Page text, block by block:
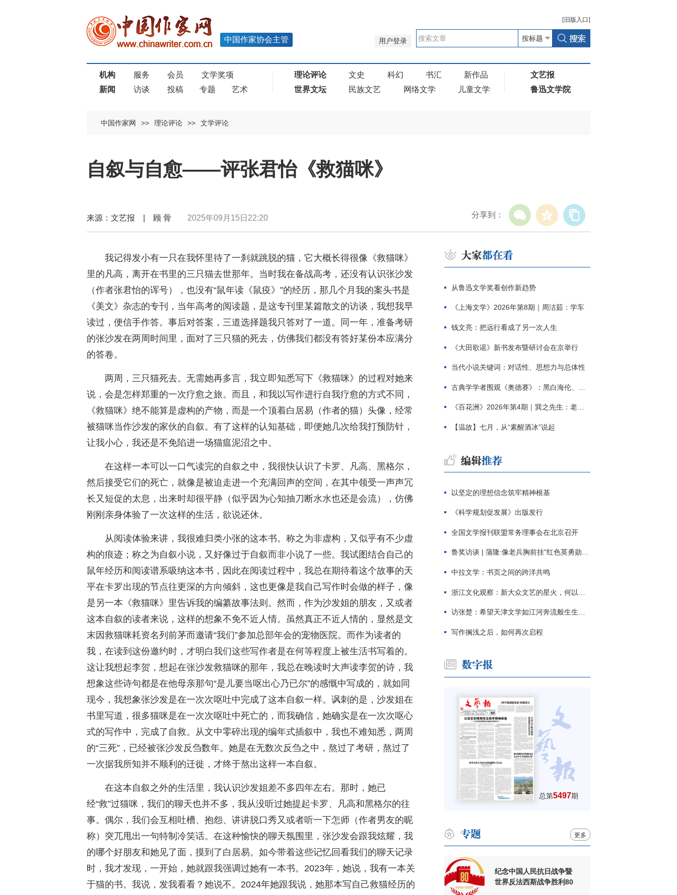
[ 旧版 入口]
用户登录
中国作家协会主管
机构 服务 会员
文学奖项
新闻
访谈 投稿 专题 艺术
理论评论 文史 科幻 书汇
新作品
世界文坛
民族文艺 网络文学 儿童文学
文艺报
鲁迅文学院
中国作家网 >> 理论评论 >> 文学评论
自叙与自愈——评张君怡《救猫咪》
分享到：
来源：文艺报 | 顾 骨 2025年09月15日22:20
我记得发小有一只在我怀里待了一刹就跳脱的猫，它大概长得很像《救猫咪》
里的凡高，离开在书里的三只猫去世那年。当时我在备战高考，还没有认识张沙发
（作者张君怡的诨号），也没有“鼠年读《鼠疫》”的经历，那几个月我的案头书是
《美文》杂志的专刊，当年高考的阅读题，是这专刊里某篇散文的访谈，我想我早
读过，便信手作答。事后对答案，三道选择题我只答对了一道。同一年，准备考研
的张沙发在两周时间里，面对了三只猫的死去，仿佛我们都没有答好某份本应满分
的答卷。
两周，三只猫死去。无需她再多言，我立即知悉写下《救猫咪》的过程对她来
说，会是怎样郑重的一次疗愈之旅。而且，和我以写作进行自我疗愈的方式不同，
《救猫咪》绝不能算是虚构的产物，而是一个顶着白居易（作者的猫）头像，经常
被猫咪当作沙发的家伙的自叙。有了这样的认知基础，即便她几次给我打预防针，
让我小心，我还是不免陷进一场猫瘟泥沼之中。
在这样一本可以一口气读完的自叙之中，我很快认识了卡罗、凡高、黑格尔，
然后接受它们的死亡，就像是被迫走进一个充满回声的空间，在其中领受一声声冗
长又短促的太息，出来时却很平静（似乎因为心知抽刀断水水也还是会流），仿佛
刚刚亲身体验了一次这样的生活，欲说还休。
从阅读体验来讲，我很难归类小张的这本书。称之为非虚构，又似乎有不少虚
构的痕迹；称之为自叙小说，又好像过于自叙而非小说了一些。我试图结合自己的
鼠年经历和阅读谱系吸纳这本书，因此在阅读过程中，我总在期待着这个故事的天
平在卡罗出现的节点往更深的方向倾斜，这也更像是我自己写作时会做的样子，像
是另一本《救猫咪》里告诉我的编纂故事法则。然而，作为沙发姐的朋友，又或者
这本自叙的读者来说，这样的想象不免不近人情。虽然真正不近人情的，显然是文
末因救猫咪耗资名列前茅而邀请“我们”参加总部年会的宠物医院。而作为读者的
我，在读到这份邀约时，才明白我们这些写作者是在何等程度上被生活书写着的。
这让我想起李贺，想起在张沙发救猫咪的那年，我总在晚读时大声读李贺的诗，我
想象这些诗句都是在他母亲那句“是儿要当呕出心乃已尔”的感慨中写成的，就如同
现今，我想象张沙发是在一次次呕吐中完成了这本自叙一样。讽刺的是，沙发姐在
书里写道，很多猫咪是在一次次呕吐中死亡的，而我确信，她确实是在一次次呕心
式的写作中，完成了自救。从文中零碎出现的编年式插叙中，我也不难知悉，两周
的“三死”，已经被张沙发反刍数年。她是在无数次反刍之中，熬过了考研，熬过了
一次据我所知并不顺利的迁徙，才终于熬出这样一本自叙。
在这本自叙之外的生活里，我认识沙发姐差不多四年左右。那时，她已
经“救”过猫咪，我们的聊天也并不多，我从没听过她提起卡罗、凡高和黑格尔的往
事。偶尔，我们会互相吐槽、抱怨、讲讲脱口秀又或者听一下怎师（作者男友的昵
称）突兀甩出一句特制冷笑话。在这种愉快的聊天氛围里，张沙发会跟我炫耀，我
的哪个好朋友和她见了面，摸到了白居易。如今带着这些记忆回看我们的聊天记录
时，我才发现，一开始，她就跟我强调过她有一本书。2023年，她说，我有一本关
于猫的书。我说，发我看看？她说不。2024年她跟我说，她那本写自己救猫经历的
从鲁迅文学奖看创作新趋势
《上海文学》2026年第8期｜周洁茹：学车
钱文亮：把远行看成了另一次人生
《大田歌谣》新书发布暨研讨会在京举行
当代小说关键词：对话性、思想力与总体性
古典学学者围观《奥德赛》：黑白海伦、佩涅罗佩的别针与神秘入侵者
《百花洲》2026年第4期｜巽之先生：老兵朱向前侧记三题
【温故】七月，从“素醒酒冰”说起
以坚定的理想信念筑牢精神根基
《科学规划促发展》出版发行
全国文学报刊联盟常务理事会在北京召开
鲁奖访谈 | 蒲隆:像老兵胸前挂"红色英勇勋章"
中拉文学：书页之间的跨洋共鸣
浙江文化观察：新大众文艺的星火，何以燎原？
访张楚：希望天津文学如江河奔流般生生不息
写作搁浅之后，如何再次启程
总第5497期
更多
纪念中国人民抗日战争暨
世界反法西斯战争胜利80